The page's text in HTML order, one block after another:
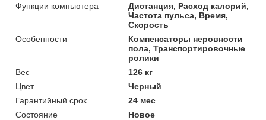
Функции компьютера
Дистанция, Расход калорий,
Частота пульса, Время,
Скорость
Особенности
Компенсаторы неровности
пола, Транспортировочные
ролики
Вес
126 кг
Цвет
Черный
Гарантийный срок
24 мес
Состояние
Новое